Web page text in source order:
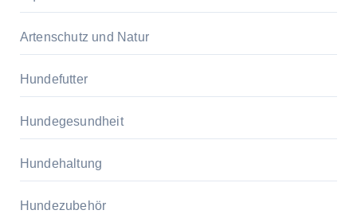
Artenschutz und Natur
Hundefutter
Hundegesundheit
Hundehaltung
Hundezubehör